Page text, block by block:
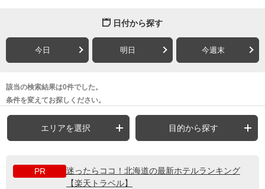
日付から探す
今日 明日 今週末
該当の検索結果は0件でした。
条件を変えてお探しください。
エリアを選択 目的から探す
PR
迷ったらココ！北海道の最新ホテルランキング
【楽天トラベル】